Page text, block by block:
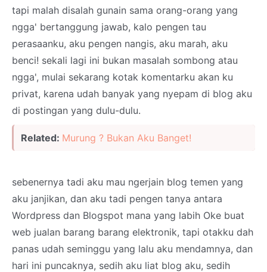
tapi malah disalah gunain sama orang-orang yang
ngga' bertanggung jawab, kalo pengen tau
perasaanku, aku pengen nangis, aku marah, aku
benci! sekali lagi ini bukan masalah sombong atau
ngga', mulai sekarang kotak komentarku akan ku
privat, karena udah banyak yang nyepam di blog aku
di postingan yang dulu-dulu.
Related: Murung ? Bukan Aku Banget!
sebenernya tadi aku mau ngerjain blog temen yang
aku janjikan, dan aku tadi pengen tanya antara
Wordpress dan Blogspot mana yang labih Oke buat
web jualan barang barang elektronik, tapi otakku dah
panas udah seminggu yang lalu aku mendamnya, dan
hari ini puncaknya, sedih aku liat blog aku, sedih